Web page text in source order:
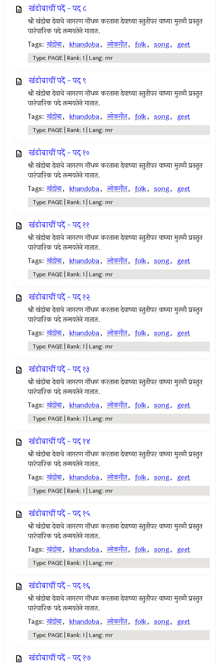
खंडोबाचीं पदें - पद ८
श्री खंडोबा देवाचे जागरण गोंधळ करताना देवाच्या स्तुतीपर वाघ्या मुरळी प्रस्तुत
पारंपारिक पदे तन्मयतेने गातात.
Tags: खंडोबा, khandoba, लोकगीत, folk, song, geet
Type: PAGE | Rank: 1 | Lang: mr
खंडोबाचीं पदें - पद ९
श्री खंडोबा देवाचे जागरण गोंधळ करताना देवाच्या स्तुतीपर वाघ्या मुरळी प्रस्तुत
पारंपारिक पदे तन्मयतेने गातात.
Tags: खंडोबा, khandoba, लोकगीत, folk, song, geet
Type: PAGE | Rank: 1 | Lang: mr
खंडोबाचीं पदें - पद १०
श्री खंडोबा देवाचे जागरण गोंधळ करताना देवाच्या स्तुतीपर वाघ्या मुरळी प्रस्तुत
पारंपारिक पदे तन्मयतेने गातात.
Tags: खंडोबा, khandoba, लोकगीत, folk, song, geet
Type: PAGE | Rank: 1 | Lang: mr
खंडोबाचीं पदें - पद ११
श्री खंडोबा देवाचे जागरण गोंधळ करताना देवाच्या स्तुतीपर वाघ्या मुरळी प्रस्तुत
पारंपारिक पदे तन्मयतेने गातात.
Tags: खंडोबा, khandoba, लोकगीत, folk, song, geet
Type: PAGE | Rank: 1 | Lang: mr
खंडोबाचीं पदें - पद १२
श्री खंडोबा देवाचे जागरण गोंधळ करताना देवाच्या स्तुतीपर वाघ्या मुरळी प्रस्तुत
पारंपारिक पदे तन्मयतेने गातात.
Tags: खंडोबा, khandoba, लोकगीत, folk, song, geet
Type: PAGE | Rank: 1 | Lang: mr
खंडोबाचीं पदें - पद १३
श्री खंडोबा देवाचे जागरण गोंधळ करताना देवाच्या स्तुतीपर वाघ्या मुरळी प्रस्तुत
पारंपारिक पदे तन्मयतेने गातात.
Tags: खंडोबा, khandoba, लोकगीत, folk, song, geet
Type: PAGE | Rank: 1 | Lang: mr
खंडोबाचीं पदें - पद १४
श्री खंडोबा देवाचे जागरण गोंधळ करताना देवाच्या स्तुतीपर वाघ्या मुरळी प्रस्तुत
पारंपारिक पदे तन्मयतेने गातात.
Tags: खंडोबा, khandoba, लोकगीत, folk, song, geet
Type: PAGE | Rank: 1 | Lang: mr
खंडोबाचीं पदें - पद १५
श्री खंडोबा देवाचे जागरण गोंधळ करताना देवाच्या स्तुतीपर वाघ्या मुरळी प्रस्तुत
पारंपारिक पदे तन्मयतेने गातात.
Tags: खंडोबा, khandoba, लोकगीत, folk, song, geet
Type: PAGE | Rank: 1 | Lang: mr
खंडोबाचीं पदें - पद १६
श्री खंडोबा देवाचे जागरण गोंधळ करताना देवाच्या स्तुतीपर वाघ्या मुरळी प्रस्तुत
पारंपारिक पदे तन्मयतेने गातात.
Tags: खंडोबा, khandoba, लोकगीत, folk, song, geet
Type: PAGE | Rank: 1 | Lang: mr
खंडोबाचीं पदें - पद १७